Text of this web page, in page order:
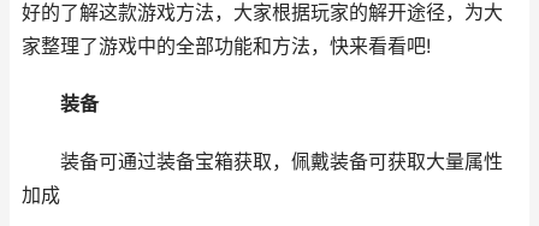
好的了解这款游戏方法，大家根据玩家的解开途径，为大
家整理了游戏中的全部功能和方法，快来看看吧!
装备
装备可通过装备宝箱获取，佩戴装备可获取大量属性
加成